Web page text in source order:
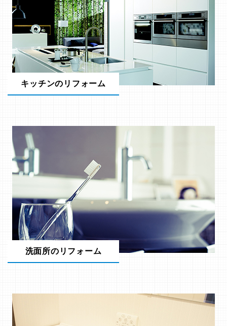
キッチンのリフォーム
洗面所のリフォーム